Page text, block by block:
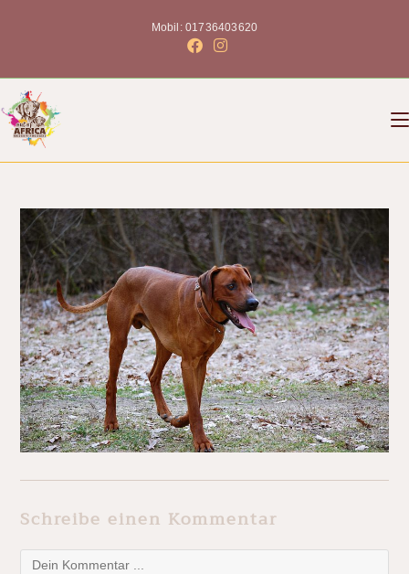
Mobil: 01736403620
Schreibe einen Kommentar